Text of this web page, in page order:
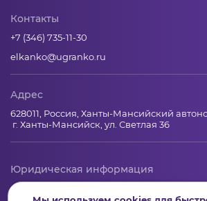
Контакты
+7 (346) 735-11-30
elkanko@ugranko.ru
Адрес
628011, Россия, Ханты-Мансийский
г. Ханты-Мансийск, ул. Светлая 36
Юридическая информация
Региональный грантооператор Фонд